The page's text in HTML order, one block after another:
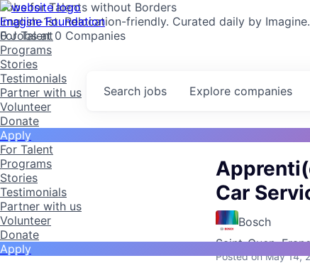
Imagine Foundation
For Talent
Programs
Stories
Testimonials
Partner with us
Volunteer
Donate
Apply
For Talent
Programs
Stories
Testimonials
Partner with us
Volunteer
Donate
Apply
Jobs for Talents without Borders
English-1st. Relocation-friendly. Curated daily by Imagine.
0 Jobs at 0 Companies
Search jobs Explore companies
Car
Bosch
Saint-Ouen,
Posted on May 14,